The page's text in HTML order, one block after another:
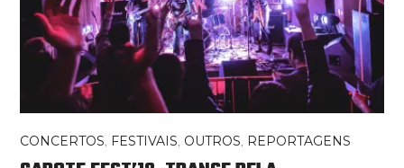
CONCERTOS, FESTIVAIS, OUTROS, REPORTAGENS